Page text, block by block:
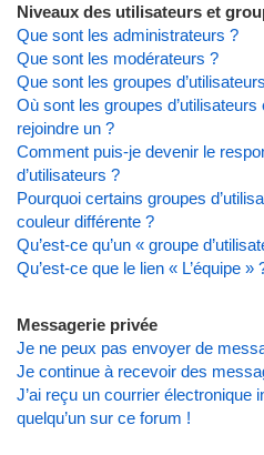
Niveaux des utilisateurs et
Que sont les administrateurs ?
Que sont les modérateurs ?
Que sont les groupes
Où sont les groupes
rejoindre un ?
Comment puis-je devenir le
d’utilisateurs ?
Pourquoi certains groupes
couleur différente ?
Qu’est-ce qu’un « groupe
Qu’est-ce que le lien « L’équipe »
Messagerie privée
Je ne peux pas envoyer de
Je continue à recevoir des
J’ai reçu un courrier électronique
quelqu’un sur ce forum !